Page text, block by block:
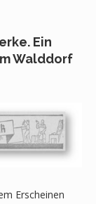
Ein
Walddorf
Erscheinen